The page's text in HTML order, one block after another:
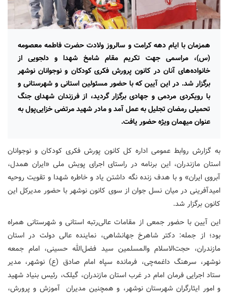
همزمان با ایام دهه کرامت و سالروز ولادت حضرت فاطمه معصومه
(س)، مراسمی جهت تکریم مقام شامخ شهدا و دلجویی از
خانواده‌های آنان در کانون پرورش فکری کودکان و نوجوانان نوشهر
برگزار شد. در این آیین که با حضور مسئولین استانی و شهرستانی و
با رویکردی مردمی و جهادی برگزار گردید، از فرزندان شهدای جنگ
تحمیلی رمضان تجلیل به عمل آمد و مادر شهید مرتضی خزایی‌پول به
عنوان میهمان ویژه حضور یافت.
به گزارش روابط عمومی اداره کل کانون پورش فکری کودکان و نوجوانان
استان مازندران، این برنامه در راستای اجرای پویش ملی «ایران همدل،
آبروی ایران» و با هدف زنده نگه داشتن یاد و خاطره شهدا و تقویت روحیه
امیدآفرینی در میان نسل جوان از سوی کانون نوشهر با حضور مدیرکل این
کانون برگزار شد.
این آیین با حضور جمعی از مقامات عالی‌رتبه استانی و شهرستانی همراه
بود؛ از جمله: دکتر شاهرخ جهانشاهی، نماینده عالی دولت در استان
مازندران، حجت‌الاسلام والمسلمین سید فضل‌الله حسینی، امام جمعه
نوشهر، سرهنگ داغمه‌چی، فرمانده سپاه امام صادق (ع) نوشهر، مدیر
ستاد اجرایی فرمان امام در غرب استان مازندران، گیلک، رئیس بنیاد شهید
و امور ایثارگران شهرستان نوشهر، و همچنین مدیران آموزش و پرورش،